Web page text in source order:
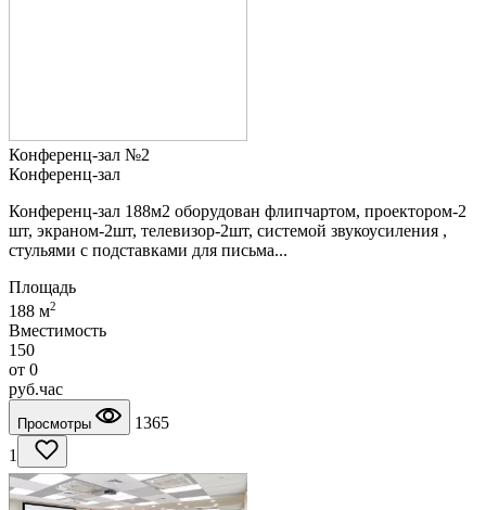
Конференц-зал №2
Конференц-зал
Конференц-зал 188м2 оборудован флипчартом, проектором-2
шт, экраном-2шт, телевизор-2шт, системой звукоусиления ,
стульями с подставками для письма...
Площадь
188 м2
Вместимость
150
от 0
руб.час
Просмотры
1365
1